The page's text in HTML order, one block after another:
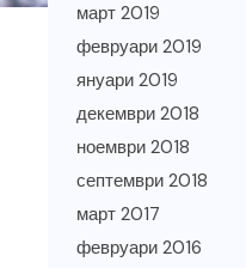
март 2019
февруари 2019
януари 2019
декември 2018
ноември 2018
септември 2018
март 2017
февруари 2016